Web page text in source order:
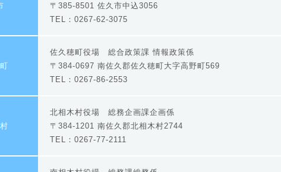
〒385-8501 佐久市中込3056
TEL：0267-62-3075
佐久穂町役場 総合政策課 情報政策係
〒384-0697 南佐久郡佐久穂町大字高野町569
TEL：0267-86-2553
北相木村役場 総務企画課企画係
〒384-1201 南佐久郡北相木村2744
TEL：0267-77-2111